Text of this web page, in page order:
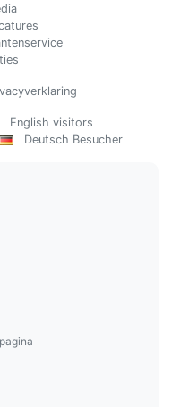
English visitors
Deutsch Besucher
pagina